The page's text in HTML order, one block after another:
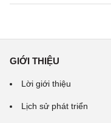
GIỚI THIỆU
Lời giới thiệu
Lịch sử phát triển